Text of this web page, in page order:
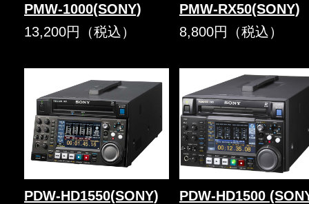
PMW-1000(SONY)
13,200円（税込）
PMW-RX50(SONY)
8,800円（税込）
PDW-HD1550(SONY)
PDW-HD1500